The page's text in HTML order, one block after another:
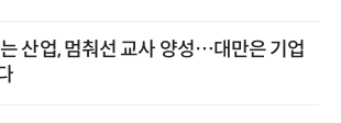
산업, 멈춰선 교사 양성…대만은 기업